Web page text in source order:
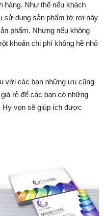
hàng. Như thế nếu khách
sử dụng sản phẩm tờ rơi này
phẩm. Nhưng nếu không
khoản chi phí không hề nhỏ
với các bạn những ưu cũng
rẻ để các bạn có những
Hy vọn sẽ giúp ích được